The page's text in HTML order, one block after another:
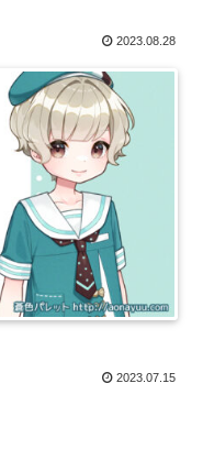
2023.08.28
2023.07.15